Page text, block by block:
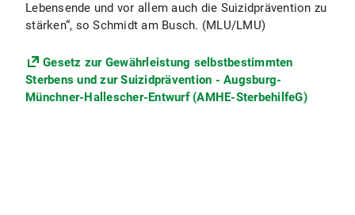
Lebensende und vor allem auch die Suizidprävention zu
stärken“, so Schmidt am Busch. (MLU/LMU)
Gesetz zur Gewährleistung selbstbestimmten
Sterbens und zur Suizidprävention - Augsburg-
Münchner-Hallescher-Entwurf (AMHE-SterbehilfeG)